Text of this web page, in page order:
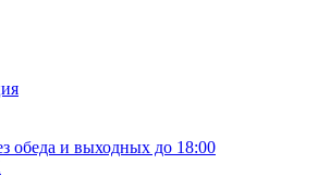
обеда и выходных до 18:00